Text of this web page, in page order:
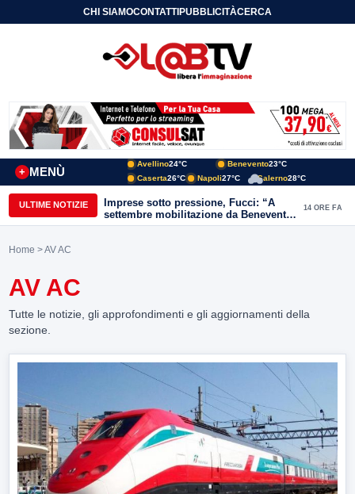
CHI SIAMOCONTATTIPUBBLICITÀCERCA
MENÙ
+
Avellino24°C Benevento23°C
Caserta26°C Napoli27°C Salerno28°C
ULTIME NOTIZIE
Imprese sotto pressione, Fucci: “A
settembre mobilitazione da Benevento
e Avellino”
14 ORE FA
Home > AV AC
AV AC
Tutte le notizie, gli approfondimenti e gli aggiornamenti della
sezione.